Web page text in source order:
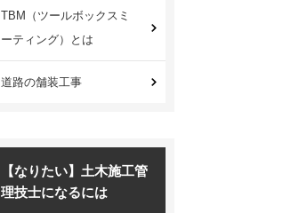
TBM（ツールボックスミ
ーティング）とは
道路の舗装工事
【なりたい】土木施工管
理技士になるには